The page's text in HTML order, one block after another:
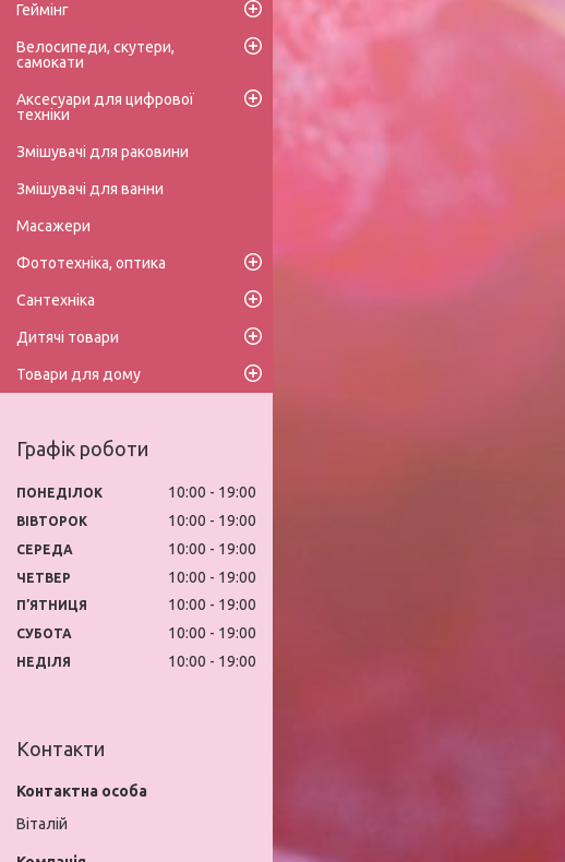
Геймінг
Велосипеди, скутери,
самокати
Аксесуари для цифрової
техніки
Змішувачі для раковини
Змішувачі для ванни
Масажери
Фототехніка, оптика
Сантехніка
Дитячі товари
Товари для дому
Графік роботи
ПОНЕДІЛОК 10:00 19:00
ВІВТОРОК 10:00 19:00
СЕРЕДА 10:00 19:00
ЧЕТВЕР 10:00 19:00
ПʼЯТНИЦЯ 10:00 19:00
СУБОТА 10:00 19:00
НЕДІЛЯ 10:00 19:00
Контакти
Віталій